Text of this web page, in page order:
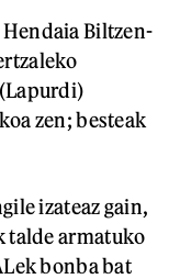
Biltzen-
zen; besteak
izateaz gain,
talde armatuko
bonba bat